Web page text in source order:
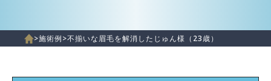
>施術例>不揃いな眉毛を解消したじゅん様（23歳）